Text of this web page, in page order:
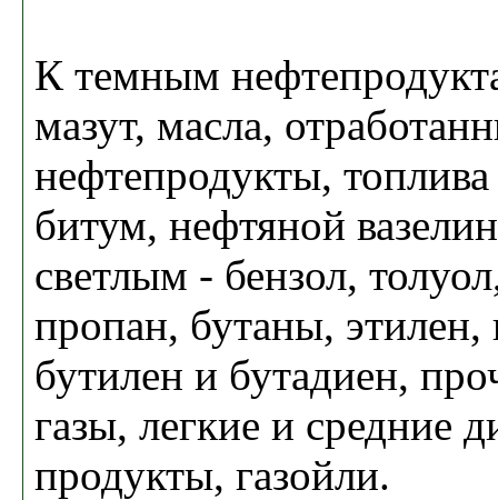
К темным
мазут, масла,
нефтепродукты,
битум, нефтяной
светлым - бензол,
пропан, бутаны, этилен,
бутилен и бутадиен,
газы, легкие и средние
продукты, газойли.